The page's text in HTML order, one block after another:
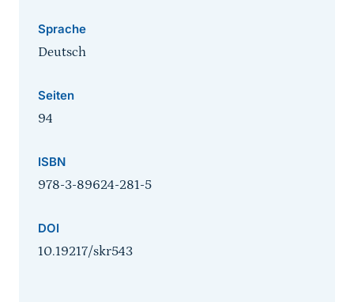
Sprache
Deutsch
Seiten
94
ISBN
978-3-89624-281-5
DOI
10.19217/skr543